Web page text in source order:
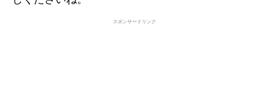
スポンサードリンク